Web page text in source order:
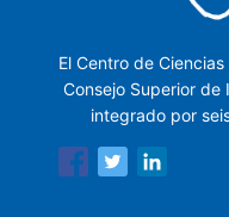
El Centro de
Consejo Superior de
integrado por